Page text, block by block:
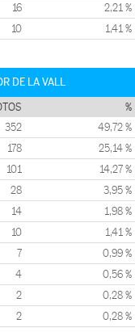
16 2,21 %
10 1,41 %
DE LA VALL
%
352 49,72 %
178 25,14 %
101 14,27 %
28 3,95 %
14 1,98 %
10 1,41 %
7 0,99 %
4 0,56 %
2 0,28 %
2 0,28 %